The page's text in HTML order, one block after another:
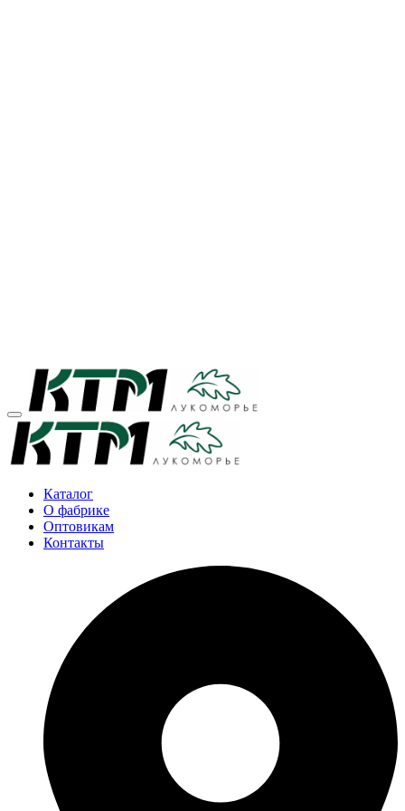
Каталог
О фабрике
Оптовикам
Контакты